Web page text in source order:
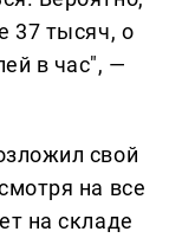
37 тысяч, о
в час", —
свой
на все
на складе